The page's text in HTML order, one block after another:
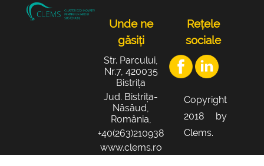
Unde ne
găsiți
Str. Parcului,
Nr.7, 420035
Bistrița
Jud. Bistrița-
Năsăud,
România,
+40(263)210938
www.clems.ro
Rețele
sociale
Copyright
2018 by
Clems.